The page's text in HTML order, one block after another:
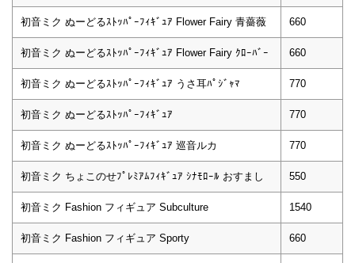
初音ミク ぬーどるｽﾄｯﾊﾟｰﾌｨｷﾞｭｱ Flower Fairy 青薔薇 660
初音ミク ぬーどるｽﾄｯﾊﾟｰﾌｨｷﾞｭｱ Flower Fairy ｸﾛｰﾊﾞｰ 660
初音ミク ぬーどるｽﾄｯﾊﾟｰﾌｨｷﾞｭｱ うさ耳ﾊﾟｼﾞｬﾏ 770
初音ミク ぬーどるｽﾄｯﾊﾟｰﾌｨｷﾞｭｱ 770
初音ミク ぬーどるｽﾄｯﾊﾟｰﾌｨｷﾞｭｱ 巡音ルカ 770
初音ミク ちょこのせﾌﾟﾚﾐｱﾑﾌｨｷﾞｭｱ ｼﾅﾓﾛｰﾙ おすまし 550
初音ミク Fashion フィギュア Subculture 1540
初音ミク Fashion フィギュア Sporty 660